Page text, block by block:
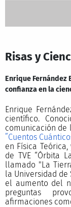
Risas y
Enrique Fernández
confianza en la
Enrique
científico.
comunicación de
”Cuentos
en Física
de TVE “Órbita
llamado "La
la Universidad
el aumento del
preguntas
afirmaciones